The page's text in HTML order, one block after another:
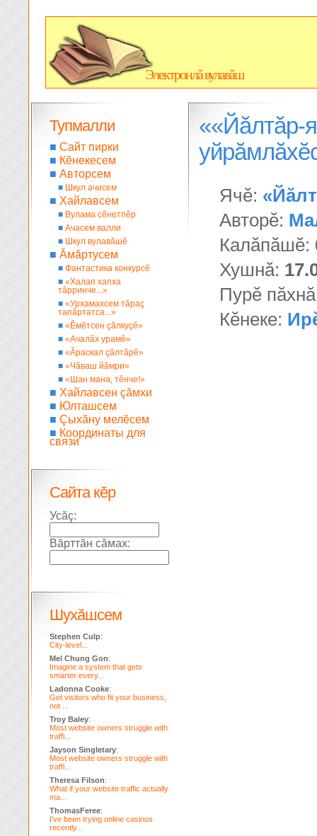
Электронлă вулавăш
««Йăлтăр-
Ячĕ:
Авторĕ:
Калăпăшĕ:
Хушнă:
Пурĕ
Кĕнеке:
Тупмалли
■ Сайт пирки
■ Кĕнекесем
■ Авторсем
■ Шкул ачисем
■ Хайлавсем
■ Вулама сĕнетпĕр
■ Ачасем валли
■ Шкул вулавăшĕ
■ Ăмăртусем
■ Фантастика конкурсĕ
■ «Халап хапха
тăрринче...»
■ «Урхамахсем тăраç
тапăртатса...»
■ «Ĕмĕтсен çăлкуçĕ»
■ «Ачалăх урамĕ»
■ «Ăраскал çăлтăрĕ»
■ «Чăваш йăмри»
■ «Шан мана, тĕнче!»
■ Хайлавсен çăмхи
■ Юлташсем
■ Çыхăну мелĕсем
■ Координаты для
связи
Сайта кĕр
Усăç:
Вăрттăн сăмах:
Шухăшсем
Stephen Culp:
City-level...
Mel Chung Gon:
Imagine a system that gets
smarter every...
Ladonna Cooke:
Get visitors who fit your business,
not ...
Troy Baley:
Most website owners struggle with
traffi...
Jayson Singletary:
Most website owners struggle with
traffi...
Theresa Filson:
What if your website traffic actually
ma...
ThomasFeree:
I've been trying online casinos
recently...